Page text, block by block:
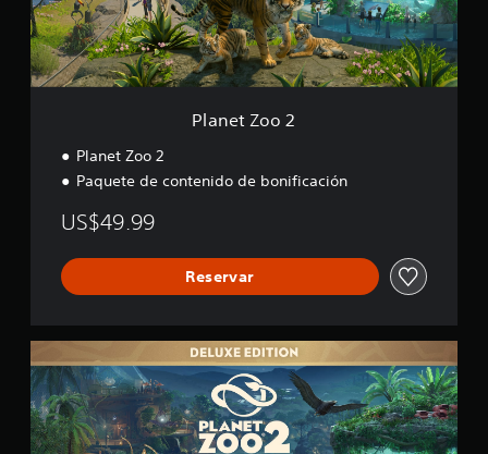
o
2
Planet Zoo 2
Planet Zoo 2
Paquete de contenido de bonificación
US$49.99
Reservar
d
i
c
i
ó